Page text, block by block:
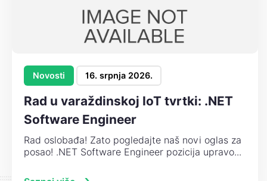
Novosti 16. srpnja 2026.
Rad u varaždinskoj IoT tvrtki: .NET
Software Engineer
Rad oslobađa! Zato pogledajte naš novi oglas za
posao! .NET Software Engineer pozicija upravo...